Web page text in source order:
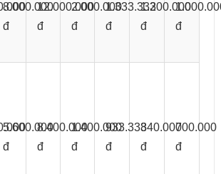
8.000.000
đ
12.000.000
đ
2.000.000
đ
1.333.333
đ
1.200.000
đ
đ
5.600.000
đ
8.400.000
đ
1.400.000
đ
933.333
đ
840.000
đ
700.000
đ